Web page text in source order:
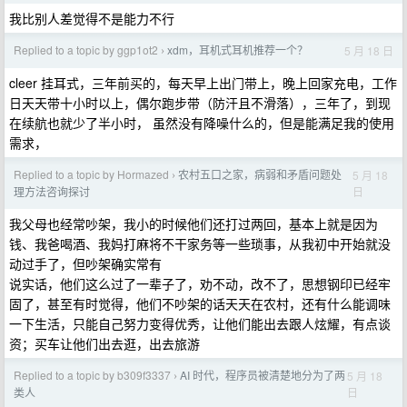
我比别人差觉得不是能力不行
Replied to a topic by ggp1ot2 › xdm，耳机式耳机推荐一个？ 5 月 18 日
cleer 挂耳式，三年前买的，每天早上出门带上，晚上回家充电，工作
日天天带十小时以上，偶尔跑步带（防汗且不滑落），三年了，到现
在续航也就少了半小时， 虽然没有降噪什么的，但是能满足我的使用
需求，
Replied to a topic by Hormazed › 农村五口之家，病弱和矛盾问题处
理方法咨询探讨
5 月 18
日
我父母也经常吵架，我小的时候他们还打过两回，基本上就是因为
钱、我爸喝酒、我妈打麻将不干家务等一些琐事，从我初中开始就没
动过手了，但吵架确实常有
说实话，他们这么过了一辈子了，劝不动，改不了，思想钢印已经牢
固了，甚至有时觉得，他们不吵架的话天天在农村，还有什么能调味
一下生活，只能自己努力变得优秀，让他们能出去跟人炫耀，有点谈
资；买车让他们出去逛，出去旅游
Replied to a topic by b309f3337 › AI 时代，程序员被清楚地分为了两
类人
5 月 18
日